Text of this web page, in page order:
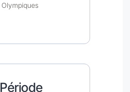
Olympiques
Période